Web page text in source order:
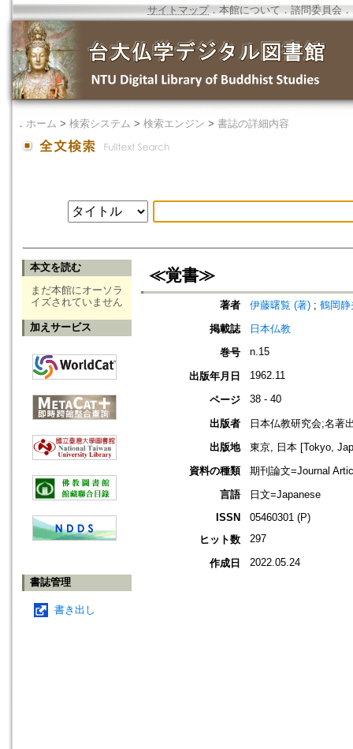
サイトマップ．本館について ． 諮問委員会 ．
． ホーム > 検索システム > 検索エンジン > 書誌の詳細内容
本文を読む
まだ本館にオーソラ
イズされていません
加えサービス
書誌管理
書き出し
≪覚書≫
著者 伊藤曙覧 (著) ; 鶴岡静
掲載誌
日本仏教
巻号
n.15
出版年月日 1962.11
ページ 38 - 40
出版者
日本仏教研究会;名著
出版地
東京, 日本 [Tokyo,
資料の種類
期刊論文=Journal
言語
日文=Japanese
ISSN
05460301 (P)
ヒット数
297
作成日 2022.05.24